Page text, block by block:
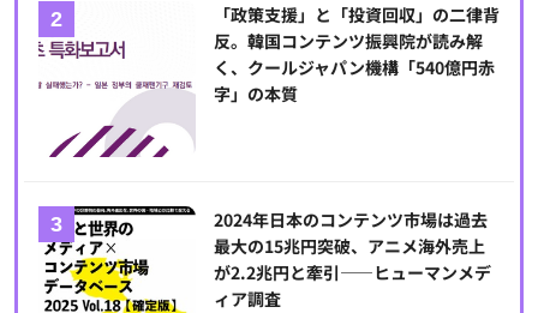
「政策支援」と「投資回収」の二律背
反。韓国コンテンツ振興院が読み解
く、クールジャパン機構「540億円赤
字」の本質
2024年日本のコンテンツ市場は過去
最大の15兆円突破、アニメ海外売上
が2.2兆円と牽引――ヒューマンメデ
ィア調査